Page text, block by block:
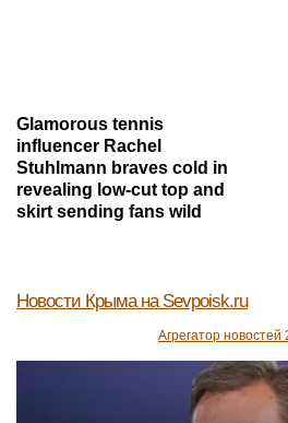
Glamorous tennis
influencer Rachel
Stuhlmann braves cold in
revealing low-cut top and
skirt sending fans wild
Новости Крыма на Sevpoisk.ru
Агрегатор